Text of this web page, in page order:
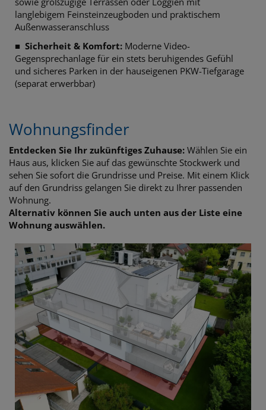
langlebigem Feinsteinzeugboden und praktischem
Außenwasseranschluss
■ Sicherheit & Komfort: Moderne Video-
Gegensprechanlage für ein stets beruhigendes Gefühl
und sicheres Parken in der hauseigenen PKW-Tiefgarage
(separat erwerbbar)
Wohnungsfinder
Entdecken Sie Ihr zukünftiges Zuhause: Wählen Sie ein
Haus aus, klicken Sie auf das gewünschte Stockwerk und
sehen Sie sofort die Grundrisse und Preise. Mit einem Klick
auf den Grundriss gelangen Sie direkt zu Ihrer passenden
Wohnung.
Alternativ können Sie auch unten aus der Liste eine
Wohnung auswählen.